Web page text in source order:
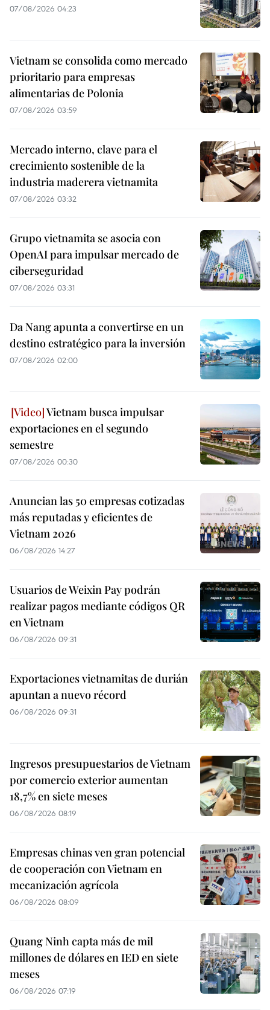
07/08/2026 04:23
Vietnam se consolida como mercado
prioritario para empresas
alimentarias de Polonia
07/08/2026 03:59
Mercado interno, clave para el
crecimiento sostenible de la
industria maderera vietnamita
07/08/2026 03:32
Grupo vietnamita se asocia con
OpenAI para impulsar mercado de
ciberseguridad
07/08/2026 03:31
Da Nang apunta a convertirse en un
destino estratégico para la inversión
07/08/2026 02:00
Vietnam busca impulsar
exportaciones en el segundo
semestre
07/08/2026 00:30
Anuncian las 50 empresas cotizadas
más reputadas y eficientes de
Vietnam 2026
06/08/2026 14:27
Usuarios de Weixin Pay podrán
realizar pagos mediante códigos QR
en Vietnam
06/08/2026 09:31
Exportaciones vietnamitas de durián
apuntan a nuevo récord
06/08/2026 09:31
Ingresos presupuestarios de Vietnam
por comercio exterior aumentan
18,7% en siete meses
06/08/2026 08:19
Empresas chinas ven gran potencial
de cooperación con Vietnam en
mecanización agrícola
06/08/2026 08:09
Quang Ninh capta más de mil
millones de dólares en IED en siete
meses
06/08/2026 07:19